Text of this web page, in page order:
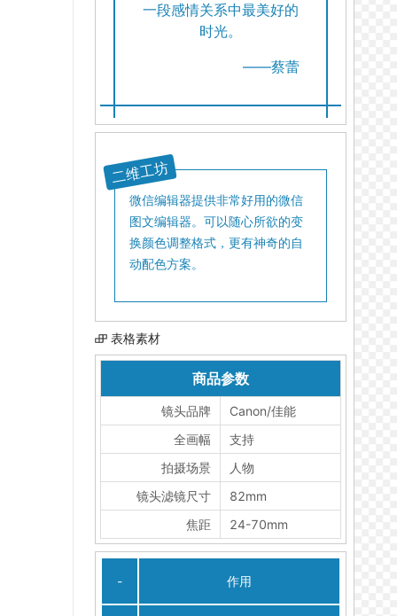
一段感情关系中最美好的
时光。
——蔡蕾
二维工坊
微信编辑器提供非常好用的微信
图文编辑器。可以随心所欲的变
换颜色调整格式，更有神奇的自
动配色方案。
表格素材
商品参数
镜头品牌
Canon/佳能
全画幅
支持
拍摄场景
人物
镜头滤镜尺寸
82mm
焦距
24-70mm
- 作用